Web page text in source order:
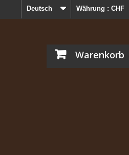
Währung : CHF
Deutsch
Warenkorb